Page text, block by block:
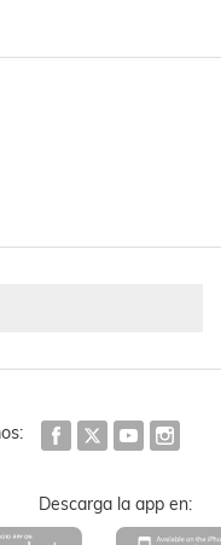
Descarga la app en: